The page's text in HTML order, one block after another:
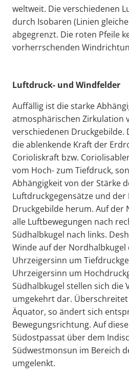
weltweit. Die verschiedenen
durch Isobaren (Linien
abgegrenzt. Die roten Pfeile
vorherrschenden
Luftdruck- und Windfelder
Auffällig ist die starke
atmosphärischen Zirkulation
verschiedenen
die ablenkende Kraft der
Corioliskraft bzw.
vom Hoch- zum Tiefdruck,
Abhängigkeit von der Stärke
Luftdruckgegensätze und
Druckgebilde herum. Auf der
alle Luftbewegungen nach
Südhalbkugel nach links.
Winde auf der Nordhalbkugel
Uhrzeigersinn um
Uhrzeigersinn um
Südhalbkugel stellen sich die
umgekehrt dar.
Äquator, so ändert sich
Bewegungsrichtung. Auf
Südostpassat über dem
Südwestmonsun im Bereich
umgelenkt.